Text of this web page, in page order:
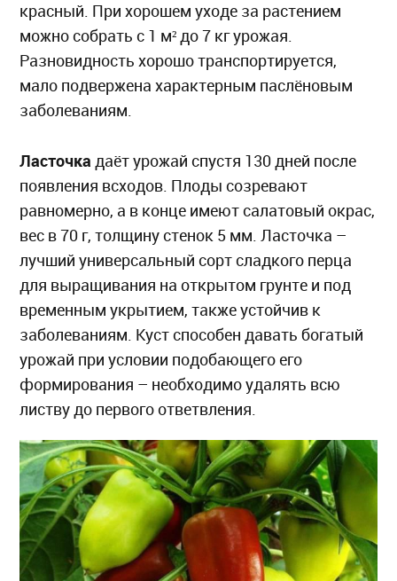
красный. При хорошем уходе за растением
можно собрать с 1 м² до 7 кг урожая.
Разновидность хорошо транспортируется,
мало подвержена характерным паслёновым
заболеваниям.
Ласточка даёт урожай спустя 130 дней после
появления всходов. Плоды созревают
равномерно, а в конце имеют салатовый окрас,
вес в 70 г, толщину стенок 5 мм. Ласточка –
лучший универсальный сорт сладкого перца
для выращивания на открытом грунте и под
временным укрытием, также устойчив к
заболеваниям. Куст способен давать богатый
урожай при условии подобающего его
формирования – необходимо удалять всю
листву до первого ответвления.